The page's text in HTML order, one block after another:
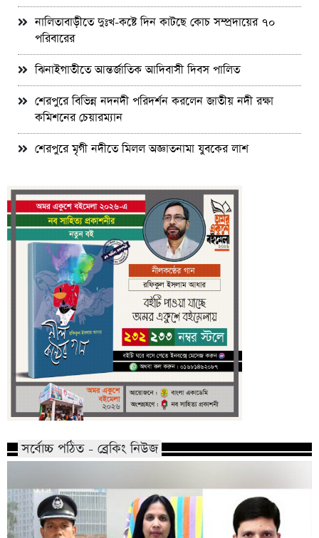
নালিতাবাড়ীতে দুঃখ-কষ্টে দিন কাটছে কোচ সম্প্রদায়ের ৭০
পরিবারের
ঝিনাইগাতীতে আন্তর্জাতিক আদিবাসী দিবস পালিত
শেরপুরে বিভিন্ন নদনদী পরিদর্শন করলেন জাতীয় নদী রক্ষা
কমিশনের চেয়ারম্যান
শেরপুরে মৃগী নদীতে মিলল অজ্ঞাতনামা যুবকের লাশ
সর্বোচ্চ পঠিত - ব্রেকিং নিউজ